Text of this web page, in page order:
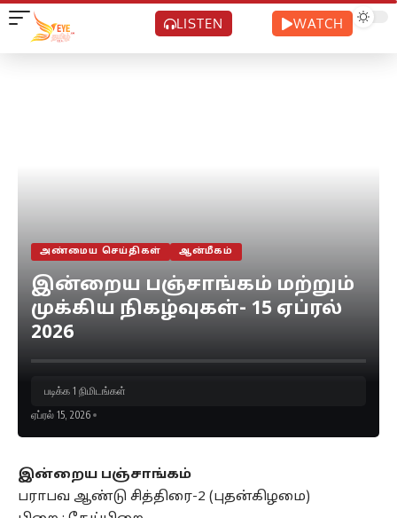
LISTEN WATCH
அண்மைய செய்திகள் ஆன்மீகம்
இன்றைய பஞ்சாங்கம் மற்றும்
முக்கிய நிகழ்வுகள்- 15 ஏப்ரல்
2026
ஏப்ரல் 15, 2026
படிக்க 1 நிமிடங்கள்
இன்றைய பஞ்சாங்கம்
பராபவ ஆண்டு சித்திரை-2 (புதன்கிழமை)